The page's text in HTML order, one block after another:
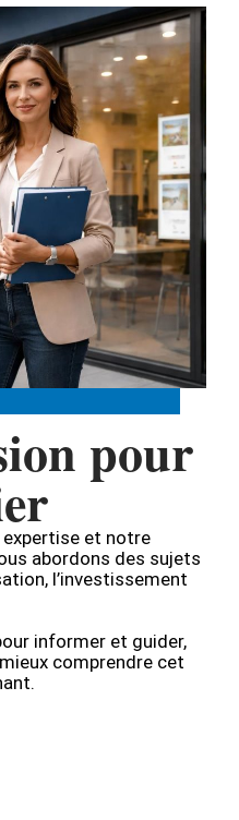
pour
et notre
abordons des sujets
l’investissement
informer et guider,
comprendre cet